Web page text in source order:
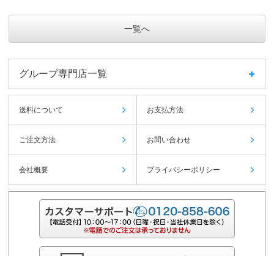
一覧へ
グループ専門店一覧
送料について お支払方法
ご注文方法 お問い合わせ
会社概要 プライバシーポリシー